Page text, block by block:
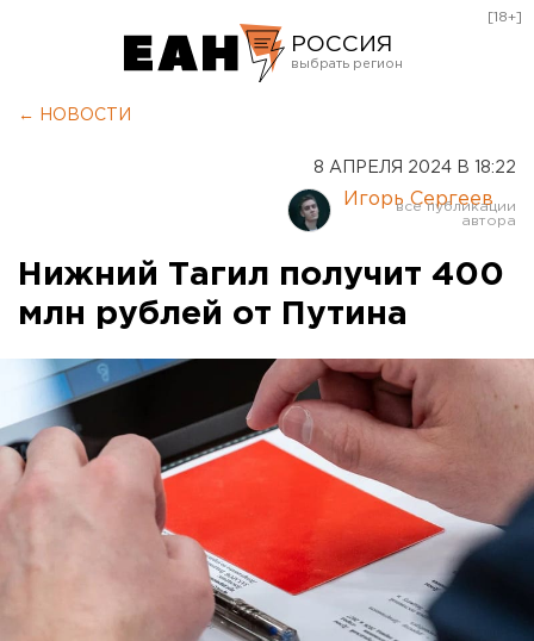
РОССИЯ
Курган
Оренбург
[18+]
← НОВОСТИ
8 АПРЕЛЯ 2024 В 18:22
Игорь Сергеев
Нижний Тагил получит 400
млн рублей от Путина